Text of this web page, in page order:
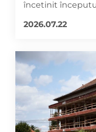
încetinit
2026.07.22